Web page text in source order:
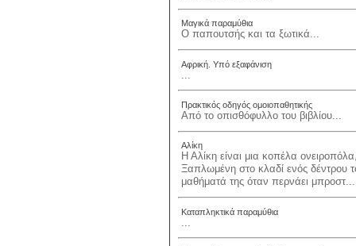
Μαγικά παραμύθια
Ο παπουτσής και τα ξωτικά...
Αφρική. Υπό εξαφάνιση
Πρακτικός οδηγός ομοιοπαθητικής
Από το οπισθόφυλλο του βιβλίου...
Αλίκη
Η Αλίκη είναι μια κοπέλα
Ξαπλωμένη στο κλαδί ενός δέντρου
μαθήματά της όταν περνάει μπροστ...
Καταπληκτικά παραμύθια